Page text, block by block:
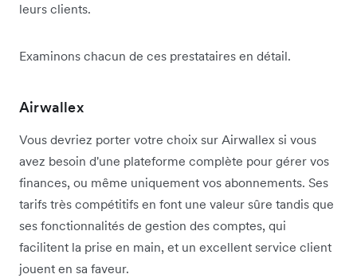
leurs clients.
Examinons chacun de ces prestataires en détail.
Airwallex
Vous devriez porter votre choix sur Airwallex si vous
avez besoin d'une plateforme complète pour gérer vos
finances, ou même uniquement vos abonnements. Ses
tarifs très compétitifs en font une valeur sûre tandis que
ses fonctionnalités de gestion des comptes, qui
facilitent la prise en main, et un excellent service client
jouent en sa faveur.